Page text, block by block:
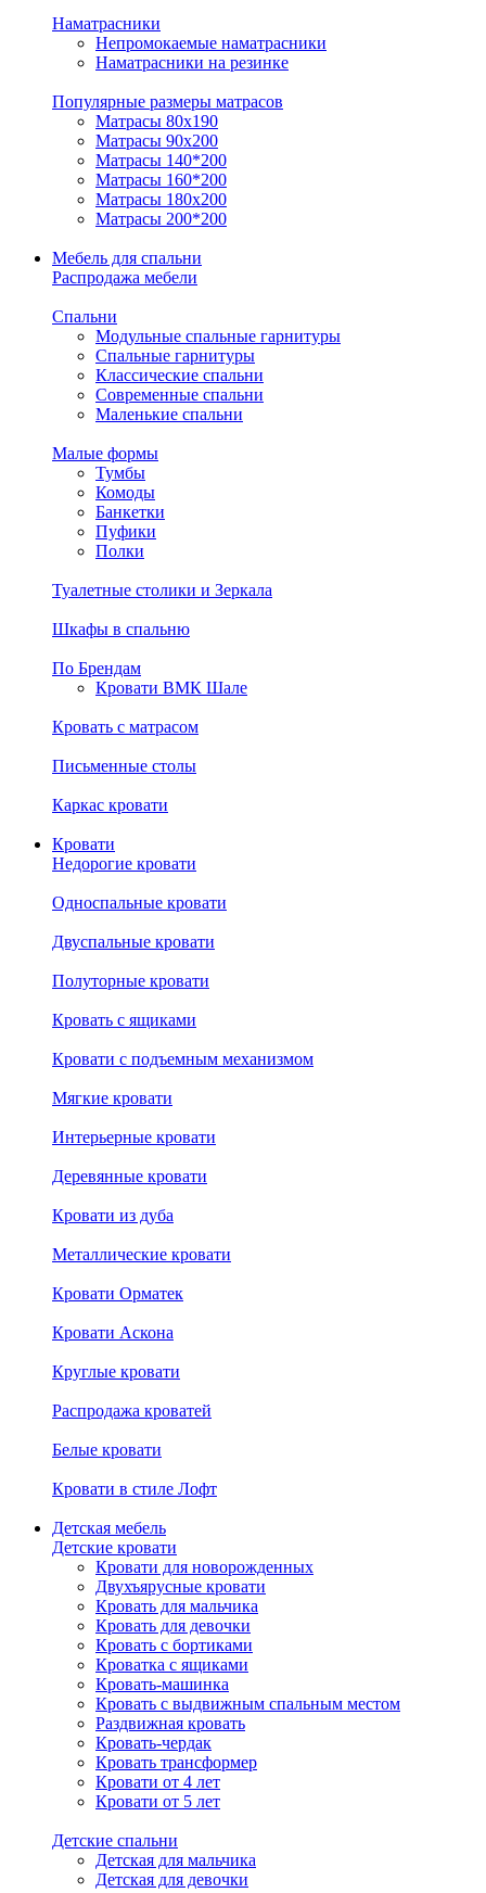
Наматрасники
Непромокаемые наматрасники
Наматрасники на резинке
Популярные размеры матрасов
Матрасы 80x190
Матрасы 90x200
Матрасы 140*200
Матрасы 160*200
Матрасы 180x200
Матрасы 200*200
Мебель для спальни
Распродажа мебели
Спальни
Модульные спальные гарнитуры
Спальные гарнитуры
Классические спальни
Современные спальни
Маленькие спальни
Малые формы
Тумбы
Комоды
Банкетки
Пуфики
Полки
Туалетные столики и Зеркала
Шкафы в спальню
По Брендам
Кровати ВМК Шале
Кровать с матрасом
Письменные столы
Каркас кровати
Кровати
Недорогие кровати
Односпальные кровати
Двуспальные кровати
Полуторные кровати
Кровать с ящиками
Кровати с подъемным механизмом
Мягкие кровати
Интерьерные кровати
Деревянные кровати
Кровати из дуба
Металлические кровати
Кровати Орматек
Кровати Аскона
Круглые кровати
Распродажа кроватей
Белые кровати
Кровати в стиле Лофт
Детская мебель
Детские кровати
Кровати для новорожденных
Двухъярусные кровати
Кровать для мальчика
Кровать для девочки
Кровать с бортиками
Кроватка с ящиками
Кровать-машинка
Кровать с выдвижным спальным местом
Раздвижная кровать
Кровать-чердак
Кровать трансформер
Кровати от 4 лет
Кровати от 5 лет
Детские спальни
Детская для мальчика
Детская для девочки